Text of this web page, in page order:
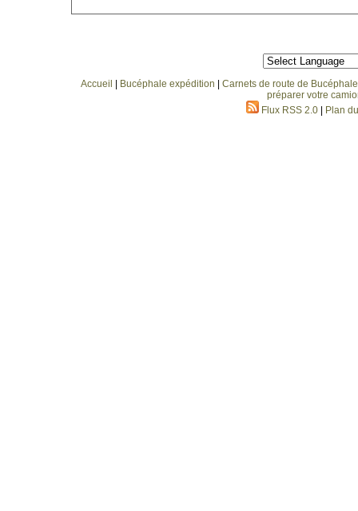
Accueil Bucéphale expédition
Carnets de route de
préparer votre
Flux RSS 2.0
Plan